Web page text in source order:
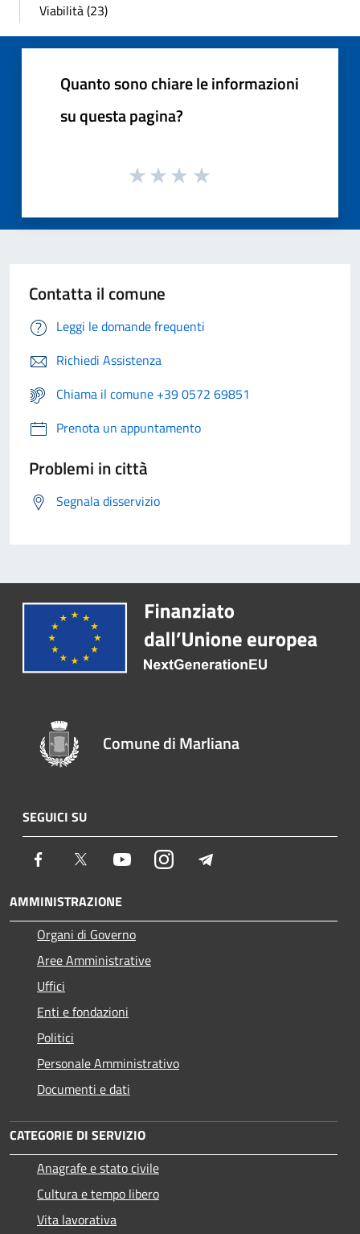
Viabilità (23)
Quanto sono chiare le informazioni
su questa pagina?
Contatta il comune
Leggi le domande frequenti
Richiedi Assistenza
Chiama il comune +39 0572 69851
Prenota un appuntamento
Problemi in città
Segnala disservizio
Comune di Marliana
SEGUICI SU
Facebook Twitter YoutubeInstagram
AMMINISTRAZIONE
Organi di Governo
Aree Amministrative
Uffici
Enti e fondazioni
Politici
Personale Amministrativo
Documenti e dati
CATEGORIE DI SERVIZIO
Anagrafe e stato civile
Cultura e tempo libero
Vita lavorativa